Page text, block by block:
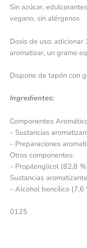
Sin azúcar,
vegano, sin alérgenos
Dosis de uso:
aromatizar, un gramo
Dispone de tapón con
Ingredientes:
Componentes
– Sustancias
– Preparaciones
Otros componentes:
– Propilenglicol (82,8
Sustancias
– Alcohol bencílico (7,6
0125